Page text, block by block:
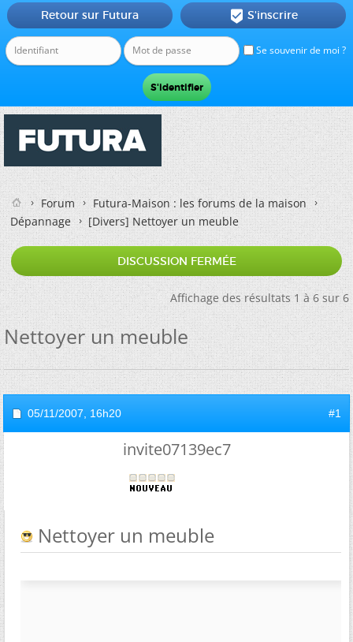
Se souvenir de moi ?
Retour sur Futura  S'inscrire
Forum
Futura-Maison : les forums de la maison
Dépannage
[Divers]Nettoyer un meuble
DISCUSSION FERMÉE
Affichage des résultats 1 à 6 sur 6
Nettoyer un meuble
05/11/2007, 16h20 #1
invite07139ec7
Nettoyer un meuble